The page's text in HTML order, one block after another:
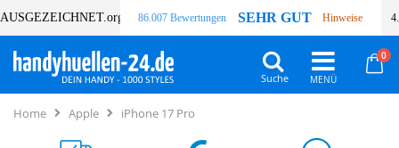
AUSGEZEICHNET.org 86.007 Bewertungen SEHR GUT Hinweise
0
Suche
Home Apple iPhone 17 Pro